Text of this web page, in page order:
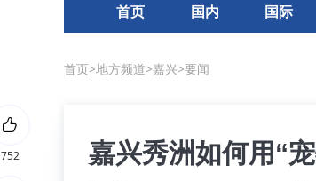
首页 国内 国际
首页>地方频道>嘉兴>要闻
嘉兴秀洲如何用“
752